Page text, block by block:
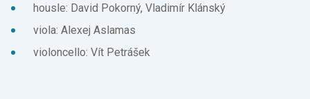
housle: David Pokorný, Vladimír Klánský
viola: Alexej Aslamas
violoncello: Vít Petrášek